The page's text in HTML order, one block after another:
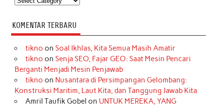
KOMENTAR TERBARU
tikno on Soal Ikhlas, Kita Semua Masih Amatir
tikno on Senja SEO, Fajar GEO: Saat Mesin Pencari
Berganti Menjadi Mesin Penjawab
tikno on Nusantara di Persimpangan Gelombang:
Konstruksi Maritim, Laut Kita, dan Tanggung Jawab Kita
Amril Taufik Gobel on UNTUK MEREKA, YANG